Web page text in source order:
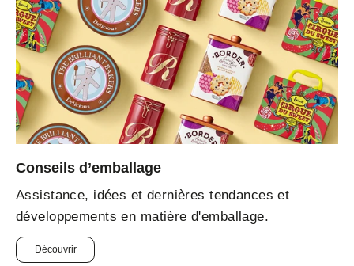
Conseils d’emballage
Assistance, idées et dernières tendances et
développements en matière d'emballage.
Découvrir